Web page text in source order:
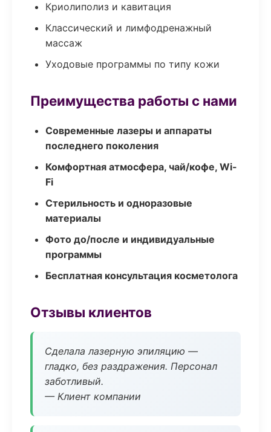
Криолиполиз и кавитация
Классический и лимфодренажный
массаж
Уходовые программы по типу кожи
Преимущества работы с нами
Современные лазеры и аппараты
последнего поколения
Комфортная атмосфера, чай/кофе, Wi-
Fi
Стерильность и одноразовые
материалы
Фото до/после и индивидуальные
программы
Бесплатная консультация косметолога
Отзывы клиентов
Сделала лазерную эпиляцию —
гладко, без раздражения. Персонал
заботливый.
— Клиент компании